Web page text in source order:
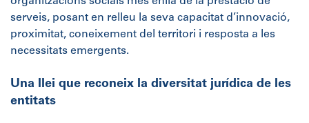
serveis, posant en relleu la seva capacitat d’innovació,
proximitat, coneixement del territori i resposta a les
necessitats emergents.
Una llei que reconeix la diversitat jurídica de les
entitats